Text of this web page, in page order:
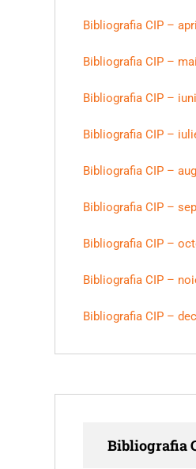
Bibliografia CIP –
Bibliografia CIP –
Bibliografia CIP –
Bibliografia CIP –
Bibliografia CIP –
Bibliografia CIP –
Bibliografia CIP –
Bibliografia CIP –
Bibliografia CIP –
Bibliografia